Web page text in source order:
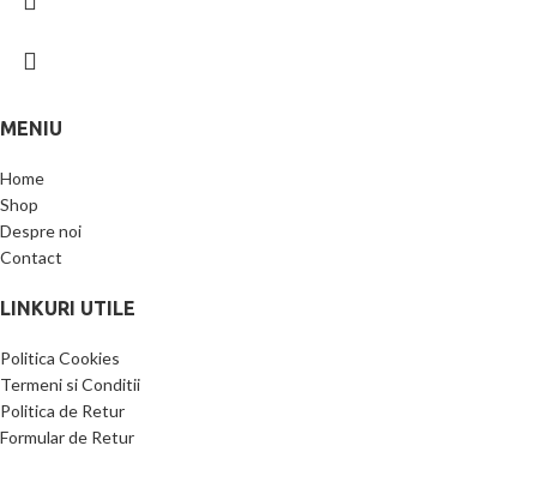
MENIU
Home
Shop
Despre noi
Contact
LINKURI UTILE
Politica Cookies
Termeni si Conditii
Politica de Retur
Formular de Retur